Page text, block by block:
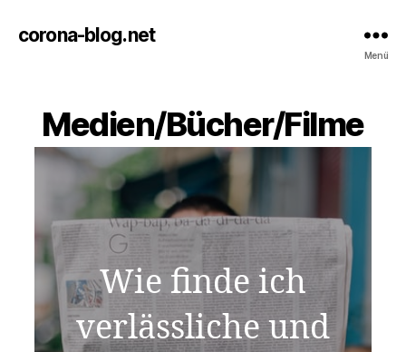
corona-blog.net
Menü
Medien/Bücher/Filme
Wie finde ich
verlässliche und